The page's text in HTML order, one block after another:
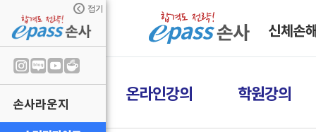
접기
손사라운지
신체손
온라인강의 학원강의